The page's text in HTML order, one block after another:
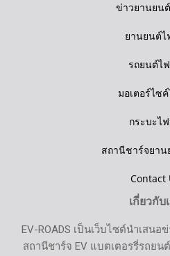
ข่าวยานยน
ยานยนต์ไ
รถยนต์ไ
มอเตอร์ไซ
กระบะไ
สถานีชาร์จยา
Contact
เกี่ยวกับ
EV-ROADS เป็นเว็บไซต์นำเสน
สถานีชาร์จ EV แบตเตอรรี่รถย